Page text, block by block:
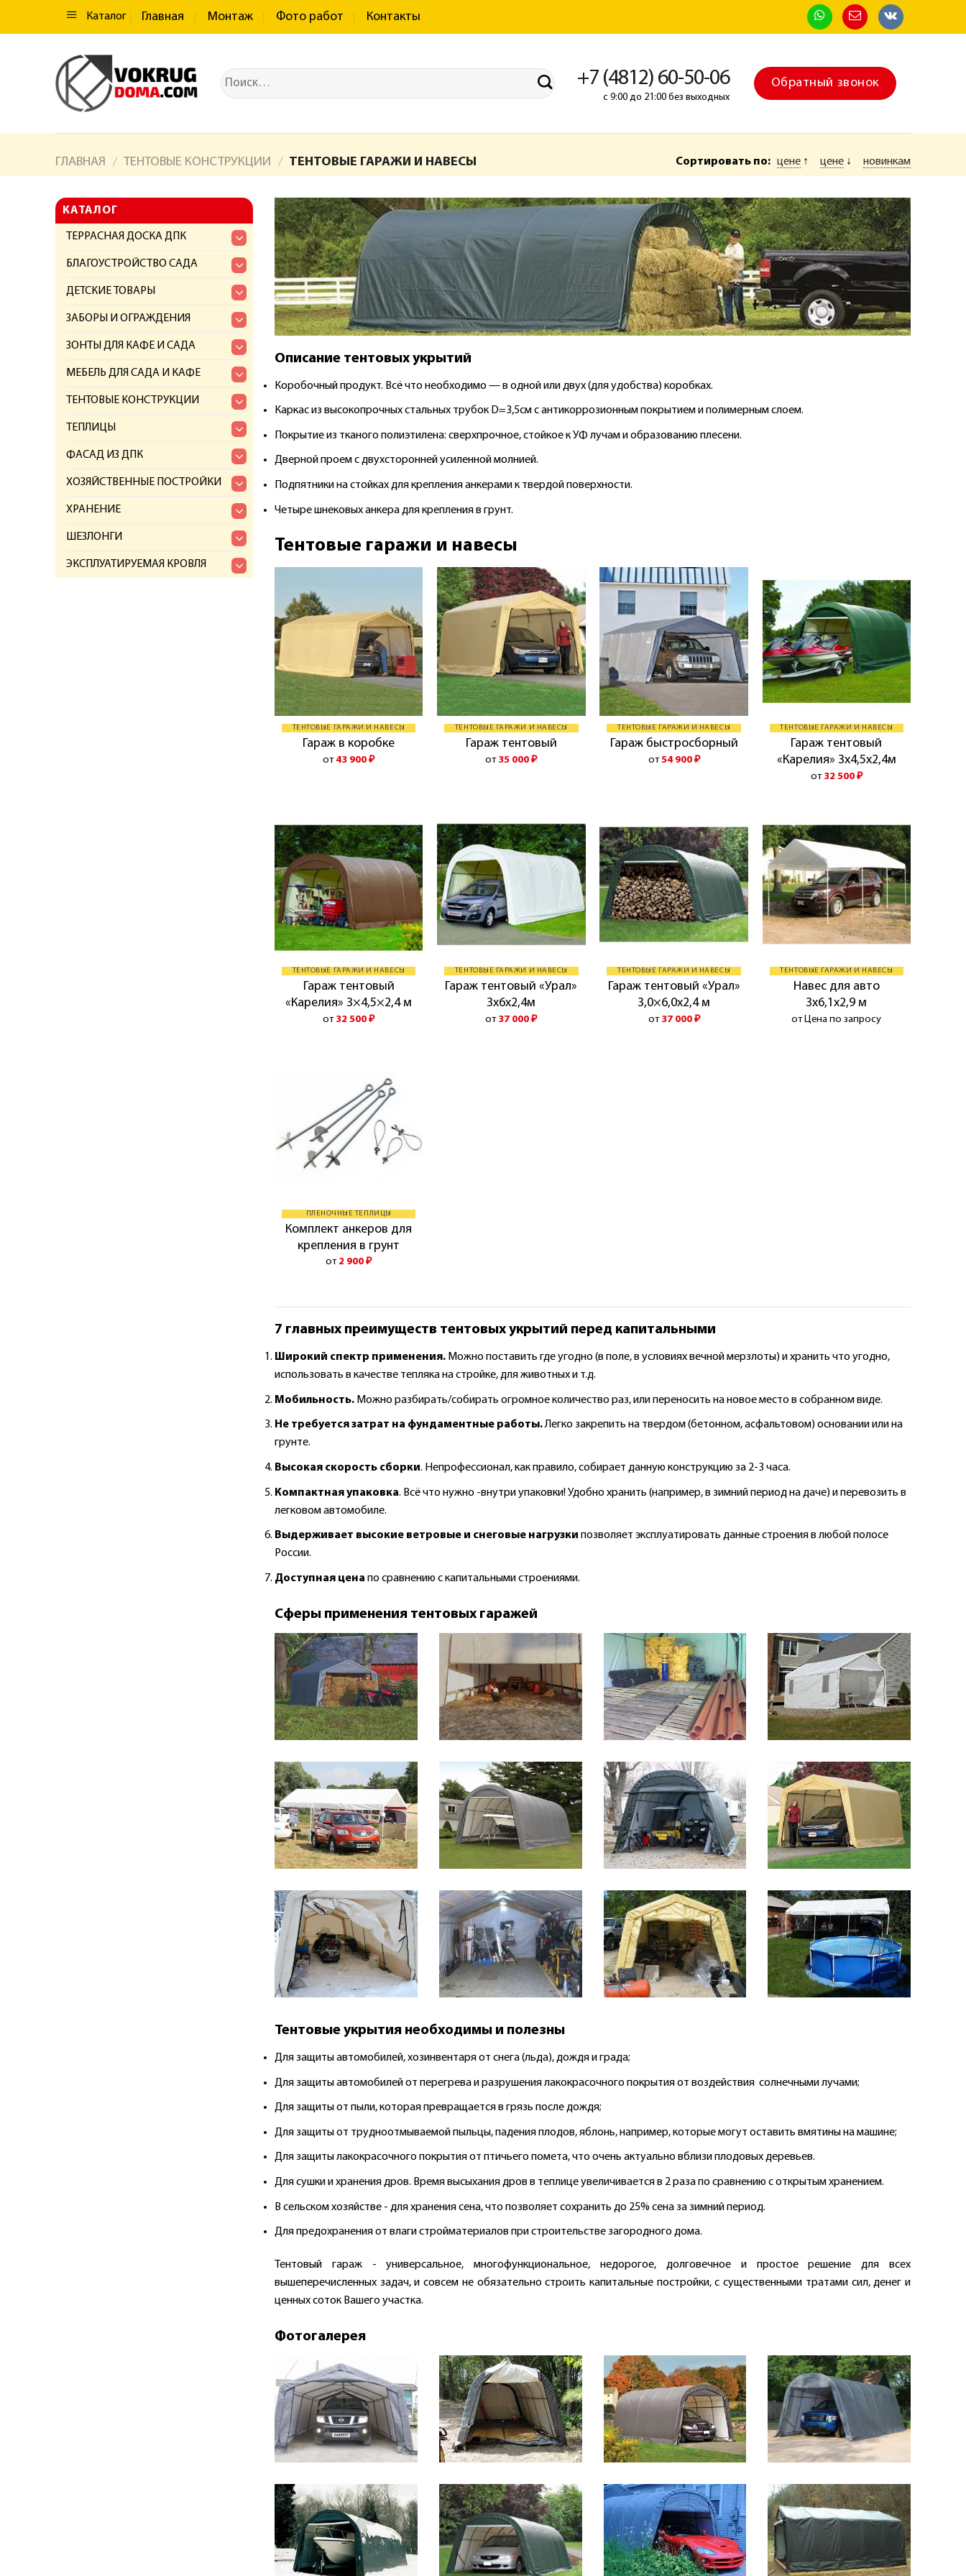
Каталог Главная Монтаж Фото работ Контакты
+7 (4812) 60-50-06
с 9:00 до 21:00 без выходных
Обратный звонок
ГЛАВНАЯ / ТЕНТОВЫЕ КОНСТРУКЦИИ / ТЕНТОВЫЕ ГАРАЖИ И НАВЕСЫ Сортировать по: цене ↑ цене ↓ новинкам
КАТАЛОГ
ТЕРРАСНАЯ ДОСКА ДПК
БЛАГОУСТРОЙСТВО САДА
ДЕТСКИЕ ТОВАРЫ
ЗАБОРЫ И ОГРАЖДЕНИЯ
ЗОНТЫ ДЛЯ КАФЕ И САДА
МЕБЕЛЬ ДЛЯ САДА И КАФЕ
ТЕНТОВЫЕ КОНСТРУКЦИИ
ТЕПЛИЦЫ
ФАСАД ИЗ ДПК
ХОЗЯЙСТВЕННЫЕ ПОСТРОЙКИ
ХРАНЕНИЕ
ШЕЗЛОНГИ
ЭКСПЛУАТИРУЕМАЯ КРОВЛЯ
Описание тентовых укрытий
Коробочный продукт. Всё что необходимо — в одной или двух (для удобства) коробках.
Каркас из высокопрочных стальных трубок D=3,5см с антикоррозионным покрытием и полимерным слоем.
Покрытие из тканого полиэтилена: сверхпрочное, стойкое к УФ лучам и образованию плесени.
Дверной проем с двухсторонней усиленной молнией.
Подпятники на стойках для крепления анкерами к твердой поверхности.
Четыре шнековых анкера для крепления в грунт.
Тентовые гаражи и навесы
ТЕНТОВЫЕ ГАРАЖИ И НАВЕСЫ
Гараж в коробке
от 43 900₽
ТЕНТОВЫЕ ГАРАЖИ И НАВЕСЫ
Гараж тентовый
от 35 000₽
ТЕНТОВЫЕ ГАРАЖИ И НАВЕСЫ
Гараж быстросборный
от54 900 ₽
ТЕНТОВЫЕ ГАРАЖИ И НАВЕСЫ
Гараж тентовый
«Карелия» 3х4,5х2,4м
от 32 500 ₽
ТЕНТОВЫЕ ГАРАЖИ И НАВЕСЫ
Гараж тентовый
«Карелия» 3×4,5×2,4 м
от 32 500₽
ТЕНТОВЫЕ ГАРАЖИ И НАВЕСЫ
Гараж тентовый «Урал»
3х6х2,4м
от 37 000₽
ТЕНТОВЫЕ ГАРАЖИ И НАВЕСЫ
Гараж тентовый «Урал»
3,0×6,0x2,4 м
от 37 000 ₽
ТЕНТОВЫЕ ГАРАЖИ И НАВЕСЫ
Навес для авто
3х6,1х2,9 м
от Цена по запросу
ПЛЕНОЧНЫЕ ТЕПЛИЦЫ
Комплект анкеров для
крепления в грунт
от 2 900₽
7 главных преимуществ тентовых укрытий перед капитальными
Широкий спектр применения. Можно поставить где угодно (в поле, в условиях вечной мерзлоты) и хранить что угодно,
использовать в качестве тепляка на стройке, для животных и т.д.
Мобильность. Можно разбирать/собирать огромное количество раз, или переносить на новое место в собранном виде.
Не требуется затрат на фундаментные работы.Легко закрепить на твердом (бетонном, асфальтовом) основании или на
грунте.
Высокая скорость сборки. Непрофессионал, как правило, собирает данную конструкцию за 2-3 часа.
Компактная упаковка. Всё что нужно -внутри упаковки! Удобно хранить (например, в зимний период на даче) и перевозить в
легковом автомобиле.
Выдерживает высокие ветровые и снеговые нагрузки позволяет эксплуатировать данные строения в любой полосе
России.
Доступная цена по сравнению с капитальными строениями.
Сферы применения тентовых гаражей
Тентовые укрытия необходимы и полезны
Для защиты автомобилей, хозинвентаря от снега (льда), дождя и града;
Для защиты автомобилей от перегрева и разрушения лакокрасочного покрытия от воздействия солнечными лучами;
Для защиты от пыли, которая превращается в грязь после дождя;
Для защиты от трудноотмываемой пыльцы, падения плодов, яблонь, например, которые могут оставить вмятины на машине;
Для защиты лакокрасочного покрытия от птичьего помета, что очень актуально вблизи плодовых деревьев.
Для сушки и хранения дров. Время высыхания дров в теплице увеличивается в 2 раза по сравнению с открытым хранением.
В сельском хозяйстве - для хранения сена, что позволяет сохранить до 25% сена за зимний период.
Для предохранения от влаги стройматериалов при строительстве загородного дома.
Тентовый гараж - универсальное, многофункциональное, недорогое, долговечное и простое решение для всех
вышеперечисленных задач, и совсем не обязательно строить капитальные постройки, с существенными тратами сил, денег и
ценных соток Вашего участка.
Фотогалерея